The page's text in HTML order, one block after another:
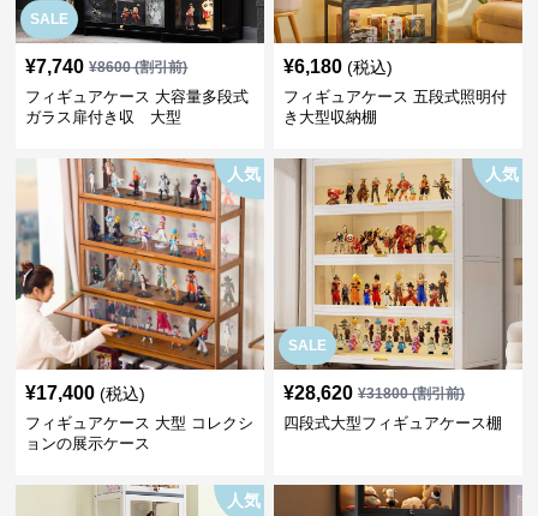
SALE
¥7,740 ¥8600(割引前)
フィギュアケース 大容量多段式
ガラス扉付き収 大型
¥6,180 (税込)
フィギュアケース 五段式照明付
き大型収納棚
人気
¥17,400 (税込)
フィギュアケース 大型 コレクシ
ョンの展示ケース
SALE
人気
¥28,620 ¥31800(割引前)
四段式大型フィギュアケース棚
人気